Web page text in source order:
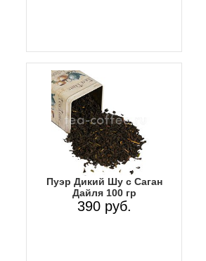
Пуэр Дикий Шу с Саган
Дайля 100 гр
390 руб.